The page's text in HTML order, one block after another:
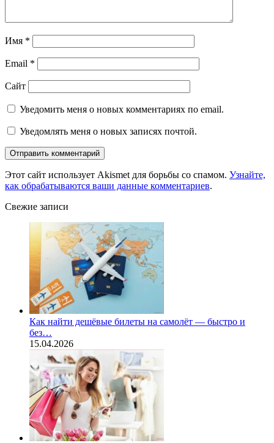
Имя *
Email *
Сайт
Уведомить меня о новых комментариях по email.
Уведомлять меня о новых записях почтой.
Этот сайт использует Akismet для борьбы со спамом. Узнайте,
как обрабатываются ваши данные комментариев.
Свежие записи
Как найти дешёвые билеты на самолёт — быстро и
без…
15.04.2026